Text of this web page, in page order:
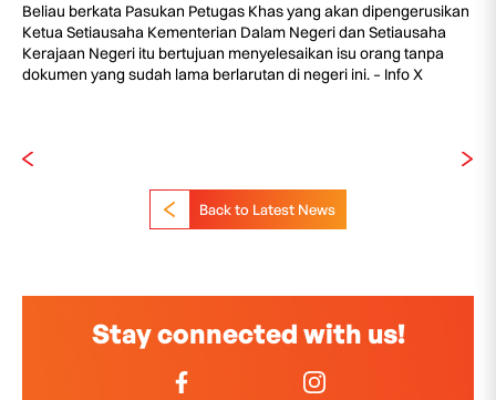
Beliau berkata Pasukan Petugas Khas yang akan dipengerusikan
Ketua Setiausaha Kementerian Dalam Negeri dan Setiausaha
Kerajaan Negeri itu bertujuan menyelesaikan isu orang tanpa
dokumen yang sudah lama berlarutan di negeri ini. – Info X
Back to Latest News
Stay connected with us!